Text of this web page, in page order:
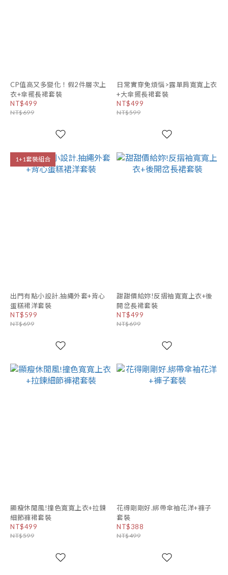
CP值高又多變化！假2件層次上
衣+傘襬長裙套裝
NT$499
NT$699
日常實穿免煩惱>露單肩寬寬上衣
+大傘擺長裙套裝
NT$499
NT$599
1+1套裝組合
出門有點小設計.抽繩外套+背心
蛋糕裙洋套裝
NT$599
NT$699
甜甜價給妳!反摺袖寬寬上衣+後
開岔長裙套裝
NT$499
NT$699
顯瘦休閒風!撞色寬寬上衣+拉鍊
細節褲裙套裝
NT$499
NT$599
花得剛剛好.綁帶傘袖花洋+褲子
套裝
NT$388
NT$499